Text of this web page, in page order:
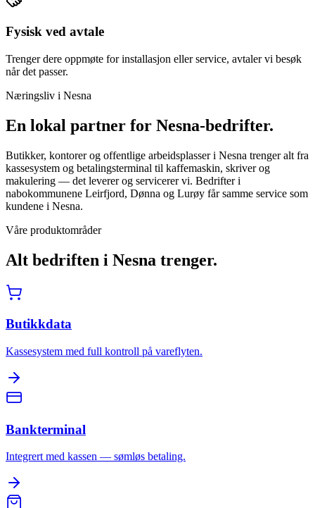
Fysisk ved avtale
Trenger dere oppmøte for installasjon eller service, avtaler vi besøk
når det passer.
Næringsliv i Nesna
En lokal partner for Nesna-bedrifter.
Butikker, kontorer og offentlige arbeidsplasser i Nesna trenger alt fra
kassesystem og betalingsterminal til kaffemaskin, skriver og
makulering — det leverer og servicerer vi. Bedrifter i
nabokommunene Leirfjord, Dønna og Lurøy får samme service som
kundene i Nesna.
Våre produktområder
Alt bedriften i Nesna trenger.
Butikkdata
Kassesystem med full kontroll på vareflyten.
Bankterminal
Integrert med kassen — sømløs betaling.